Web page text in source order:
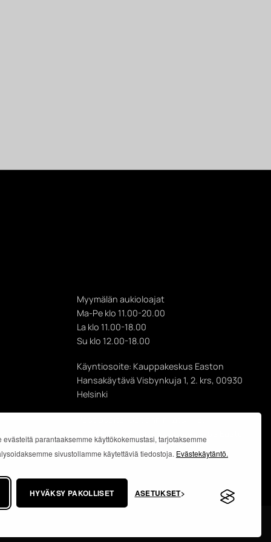
evästeitä parantaaksemme käyttökokemustasi, tarjotaksemme
sivustollamme käytettäviä tiedostoja. Evästekäytäntö.
HYVÄKSY PAKOLLISET ASETUKSET
Myymälän aukioloajat
Ma-Pe klo 11.00-20.00
La klo 11.00-18.00
Su klo 12.00-18.00
Käyntiosoite: Kauppakeskus Easton
Hansakäytävä Visbynkuja 1, 2. krs, 00930
Helsinki